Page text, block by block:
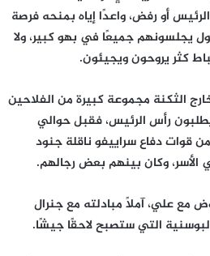
أو رفض، واعدًا إياه بمنحه فرصة
يجلسونهم جميعًا في بهو كبير، ولا
كثر يروحون ويجيئون.
الثكنة مجموعة كبيرة من الفلاحين
رأس الرئيس، فقبل حوالي
قوات دفاع سراييفو ناقلة جنود
وكان بينهم بعض رجالهم.
مع علي، آملًا مبادلته مع جنرال
التي ستصبح لاحقًا جيشًا.